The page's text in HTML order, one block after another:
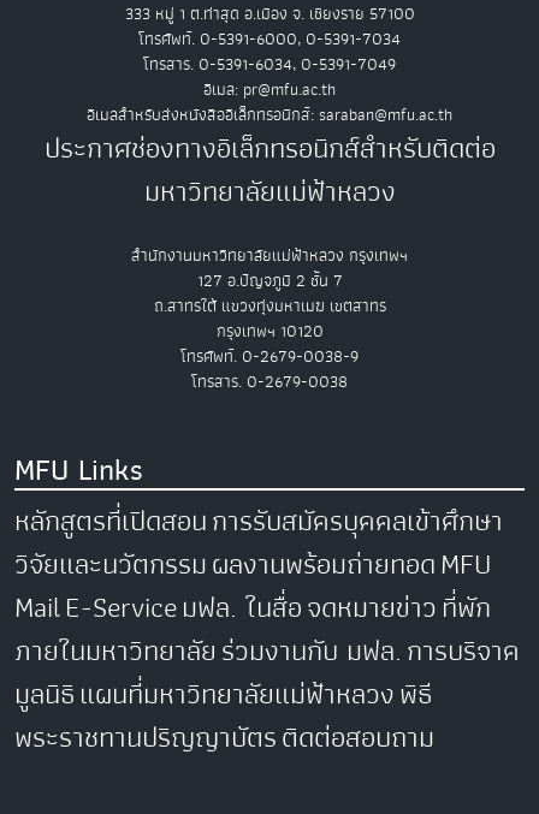
333 หมู่ 1 ต.ท่าสุด อ.เมือง จ. เชียงราย 57100
โทรศัพท์. 0-5391-6000, 0-5391-7034
โทรสาร. 0-5391-6034, 0-5391-7049
อีเมล: pr@mfu.ac.th
อีเมลสำหรับส่งหนังสืออิเล็กทรอนิกส์: saraban@mfu.ac.th
ประกาศช่องทางอิเล็กทรอนิกส์สำหรับติดต่อ
มหาวิทยาลัยแม่ฟ้าหลวง
สำนักงานมหาวิทยาลัยแม่ฟ้าหลวง กรุงเทพฯ
127 อ.ปัญจภูมิ 2 ชั้น 7
ถ.สาทรใต้ แขวงทุ่งมหาเมฆ เขตสาทร
กรุงเทพฯ 10120
โทรศัพท์. 0-2679-0038-9
โทรสาร. 0-2679-0038
MFU Links
หลักสูตรที่เปิดสอนการรับสมัครบุคคลเข้าศึกษา
วิจัยและนวัตกรรมผลงานพร้อมถ่ายทอดMFU
MailE-Serviceมฟล. ในสื่อจดหมายข่าวที่พัก
ภายในมหาวิทยาลัยร่วมงานกับ มฟล.การบริจาค
มูลนิธิแผนที่มหาวิทยาลัยแม่ฟ้าหลวงพิธี
พระราชทานปริญญาบัตรติดต่อสอบถาม